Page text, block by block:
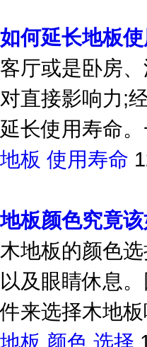
如何延长地板
客厅或是卧房
对直接影响力;
延长使用寿命。
地板 使用寿命
地板颜色究竟
木地板的颜色
以及眼睛休息
件来选择木地